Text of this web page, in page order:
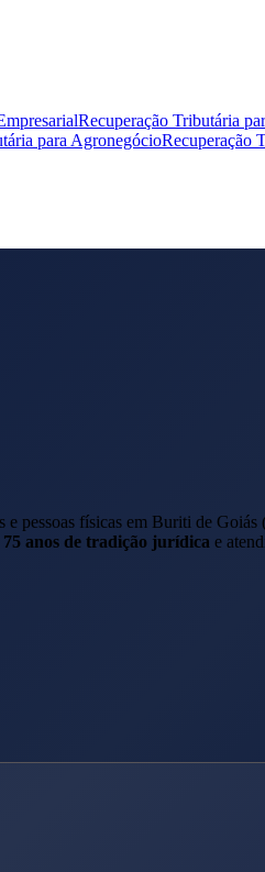
Recuperação Tributária
para AgronegócioRecuperação
e pessoas físicas em Buriti de Goiás
75 anos de tradição jurídica e